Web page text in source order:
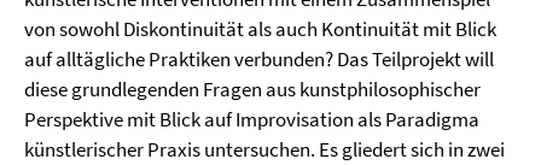
von sowohl Diskontinuität als auch Kontinuität mit Blick
auf alltägliche Praktiken verbunden? Das Teilprojekt will
diese grundlegenden Fragen aus kunstphilosophischer
Perspektive mit Blick auf Improvisation als Paradigma
künstlerischer Praxis untersuchen. Es gliedert sich in zwei